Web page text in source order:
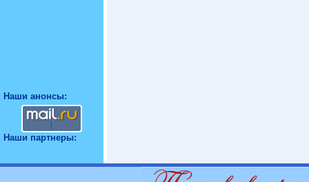
Наши анонсы:
Наши партнеры: